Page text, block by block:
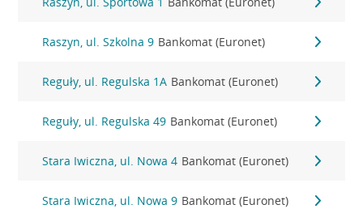
Raszyn, ul. Szkolna 9 Bankomat (Euronet)
Reguły, ul. Regulska 1A Bankomat (Euronet)
Reguły, ul. Regulska 49 Bankomat (Euronet)
Stara Iwiczna, ul. Nowa 4 Bankomat (Euronet)
Stara Iwiczna, ul. Nowa 9 Bankomat (Euronet)